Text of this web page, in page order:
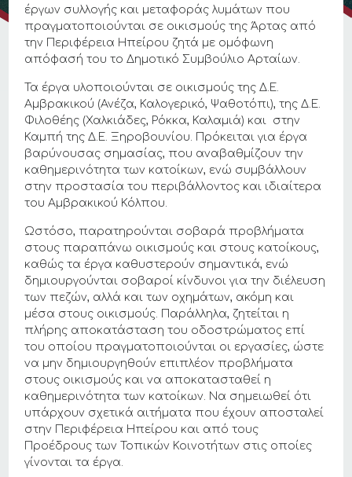
έργων συλλογής και μεταφοράς λυμάτων που
πραγματοποιούνται σε οικισμούς της Άρτας από
την Περιφέρεια Ηπείρου ζητά με ομόφωνη
απόφασή του το Δημοτικό Συμβούλιο Αρταίων.
Τα έργα υλοποιούνται σε οικισμούς της Δ.Ε.
Αμβρακικού (Ανέζα, Καλογερικό, Ψαθοτόπι), της Δ.Ε.
Φιλοθέης (Χαλκιάδες, Ρόκκα, Καλαμιά) και στην
Καμπή της Δ.Ε. Ξηροβουνίου. Πρόκειται για έργα
βαρύνουσας σημασίας, που αναβαθμίζουν την
καθημερινότητα των κατοίκων, ενώ συμβάλλουν
στην προστασία του περιβάλλοντος και ιδιαίτερα
του Αμβρακικού Κόλπου.
Ωστόσο, παρατηρούνται σοβαρά προβλήματα
στους παραπάνω οικισμούς και στους κατοίκους,
καθώς τα έργα καθυστερούν σημαντικά, ενώ
δημιουργούνται σοβαροί κίνδυνοι για την διέλευση
των πεζών, αλλά και των οχημάτων, ακόμη και
μέσα στους οικισμούς. Παράλληλα, ζητείται η
πλήρης αποκατάσταση του οδοστρώματος επί
του οποίου πραγματοποιούνται οι εργασίες, ώστε
να μην δημιουργηθούν επιπλέον προβλήματα
στους οικισμούς και να αποκατασταθεί η
καθημερινότητα των κατοίκων. Να σημειωθεί ότι
υπάρχουν σχετικά αιτήματα που έχουν αποσταλεί
στην Περιφέρεια Ηπείρου και από τους
Προέδρους των Τοπικών Κοινοτήτων στις οποίες
γίνονται τα έργα.